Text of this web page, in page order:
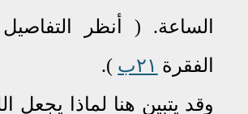
الساعة. ( أنظر
الفقرة ٢١ب
).
وقد يتبين هنا لماذا يجعل